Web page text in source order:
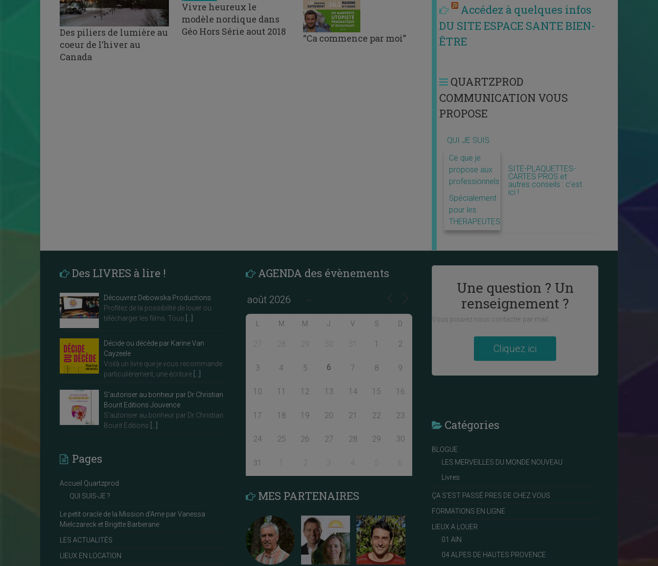
Des piliers de lumière au
coeur de l’hiver au
Canada
Vivre heureux le
modèle nordique dans
Géo Hors Série aout 2018
“Ca commence par moi”
Accédez à quelques infos
DU SITE ESPACE SANTE BIEN-
ÊTRE
QUARTZPROD
COMMUNICATION VOUS
PROPOSE
QUI JE SUIS
Ce que je
propose aux
professionnels
Spécialement
pour les
THERAPEUTES
SITE-PLAQUETTES-
CARTES PROS et
autres conseils : c’est
ici !
Des LIVRES à lire !
Découvrez Debowska Productions
Profitez de la possibilité de louer ou
télécharger les films. Tous
Décide ou décède par Karine Van
Cayzeele
Voilà un livre que je vous recommande
particulièrement, une écriture
S’autoriser au bonheur par Dr Christian
Bourit Editions Jouvence
S’autoriser au bonheur par Dr Christian
Bourit Editions
Pages
Accueil Quartzprod
QUI SUIS-JE ?
Le petit oracle de la Mission d’Ame par Vanessa
Mielczareck et Brigitte Barberane
LES ACTUALITÉS
LIEUX EN LOCATION
AGENDA des évènements
M M J V S D
27 28 29 30 31 1 2
3 4 5 6 7 8 9
10 11 12 13 14 15 16
17 18 19 20 21 22 23
24 25 26 27 28 29 30
31 1 3 4 5 6
MES PARTENAIRES
Une question ? Un
renseignement ?
Vous pouvez nous contacter par mail :
Cliquez ici
Catégories
BLOGUE
LES MERVEILLES DU MONDE NOUVEAU
Livres
ÇA S'EST PASSÉ PRES DE CHEZ VOUS
FORMATIONS EN LIGNE
LIEUX A LOUER
01 AIN
04 ALPES DE HAUTES PROVENCE